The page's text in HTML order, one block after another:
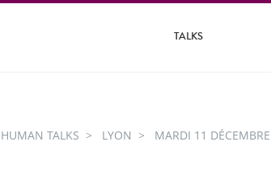
TALKS
HUMAN TALKS LYON MARDI 11 DÉCEMBRE